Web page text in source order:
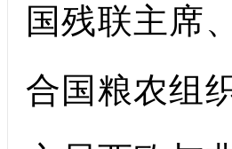
国残联主席
合国粮农组